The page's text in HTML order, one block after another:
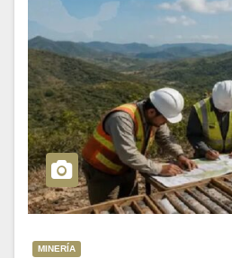
MINERÍA